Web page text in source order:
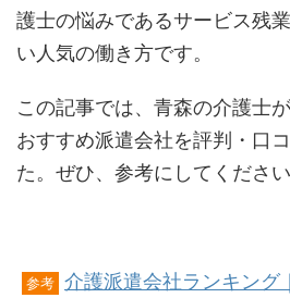
護士の悩みであるサービス残
い人気の働き方です。
この記事では、青森の介護士
おすすめ派遣会社を評判・口
た。ぜひ、参考にしてください
参考 介護派遣会社ランキング